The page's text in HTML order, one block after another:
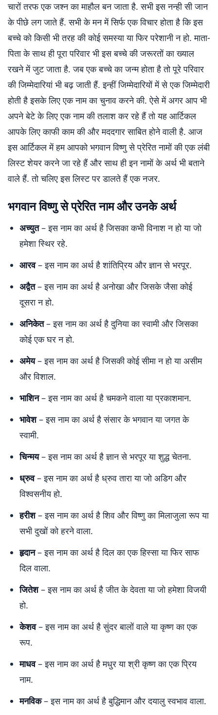
चारों तरफ एक जश्न का माहौल बन जाता है. सभी इस नन्ही सी जान
के पीछे लग जाते हैं. सभी के मन में सिर्फ एक विचार होता है कि इस
बच्चे को किसी भी तरह की कोई समस्या या फिर परेशानी न हो. माता-
पिता के साथ ही पूरा परिवार भी इस बच्चे की जरूरतों का ख्याल
रखने में जुट जाता है. जब एक बच्चे का जन्म होता है तो पूरे परिवार
की जिम्मेदारियां भी बढ़ जाती हैं. इन्हीं जिम्मेदारियों में से एक जिम्मेदारी
होती है इसके लिए एक नाम का चुनाव करने की. ऐसे में अगर आप भी
अपने बेटे के लिए एक नाम की तलाश कर रहे हैं तो यह आर्टिकल
आपके लिए काफी काम की और मददगार साबित होने वाली है. आज
इस आर्टिकल में हम आपको भगवान विष्णु से प्रेरित नामों की एक लंबी
लिस्ट शेयर करने जा रहे हैं और साथ ही इन नामों के अर्थ भी बताने
वाले हैं. तो चलिए इस लिस्ट पर डालते हैं एक नजर.
भगवान विष्णु से प्रेरित नाम और उनके अर्थ
अच्युत– इस नाम का अर्थ है जिसका कभी विनाश न हो या जो
हमेशा स्थिर रहे.
आरव– इस नाम का अर्थ है शांतिप्रिय और ज्ञान से भरपूर.
अद्वैत– इस नाम का अर्थ है अनोखा और जिसके जैसा कोई
दूसरा न हो.
अनिकेत– इस नाम का अर्थ है दुनिया का स्वामी और जिसका
कोई एक घर न हो.
अमेय– इस नाम का अर्थ है जिसकी कोई सीमा न हो या असीम
और विशाल.
भाशिन– इस नाम का अर्थ है चमकने वाला या प्रकाशमान.
भावेश– इस नाम का अर्थ है संसार के भगवान या जगत के
स्वामी.
चिन्मय– इस नाम का अर्थ है ज्ञान से भरपूर या शुद्ध चेतना.
ध्रुव– इस नाम का अर्थ है ध्रुव तारा या जो अडिग और
विश्वसनीय हो.
हरीश– इस नाम का अर्थ है शिव और विष्णु का मिलाजुला रूप या
सभी दुखों को हरने वाला.
हृदान– इस नाम का अर्थ है दिल का एक हिस्सा या फिर साफ
दिल वाला.
जितेश– इस नाम का अर्थ है जीत के देवता या जो हमेशा विजयी
हो.
केशव– इस नाम का अर्थ है सुंदर बालों वाले या कृष्ण का एक
रूप.
माधव– इस नाम का अर्थ है मधुर या श्री कृष्ण का एक प्रिय
नाम.
मनविक– इस नाम का अर्थ है बुद्धिमान और दयालु स्वभाव वाला.